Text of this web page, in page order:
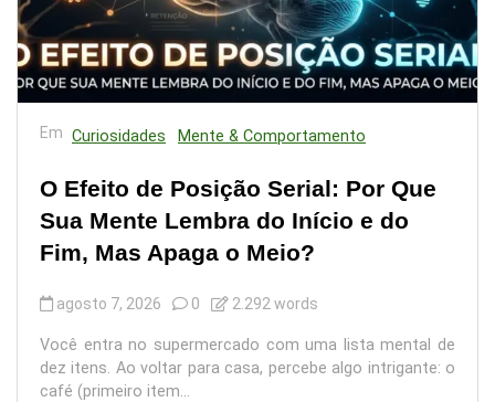
Em Curiosidades Mente & Comportamento
O Efeito de Posição Serial: Por Que
Sua Mente Lembra do Início e do
Fim, Mas Apaga o Meio?
agosto 7, 2026 0 2.292 words
Você entra no supermercado com uma lista mental de
dez itens. Ao voltar para casa, percebe algo intrigante: o
café (primeiro item...